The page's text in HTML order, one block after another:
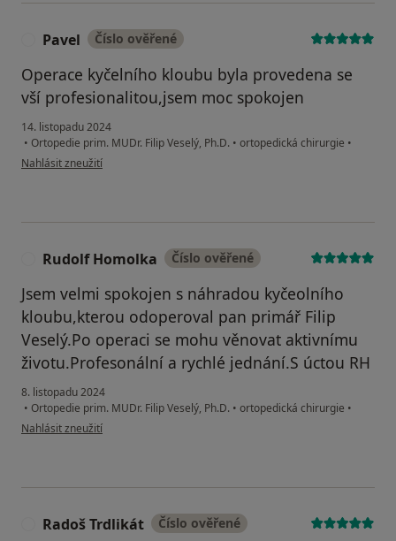
Pavel Číslo ověřené
Operace kyčelního kloubu byla provedena se
vší profesionalitou,jsem moc spokojen
14. listopadu 2024
• Ortopedie prim. MUDr. Filip Veselý, Ph.D. • ortopedická chirurgie •
podle názoru uživatele Pavel
Nahlásit zneužití
Rudolf Homolka Číslo ověřené
Jsem velmi spokojen s náhradou kyčeolního
kloubu,kterou odoperoval pan primář Filip
Veselý.Po operaci se mohu věnovat aktivnímu
životu.Profesonální a rychlé jednání.S úctou RH
8. listopadu 2024
• Ortopedie prim. MUDr. Filip Veselý, Ph.D. • ortopedická chirurgie •
podle názoru uživatele Rudolf Homolka
Nahlásit zneužití
Radoš Trdlikát Číslo ověřené